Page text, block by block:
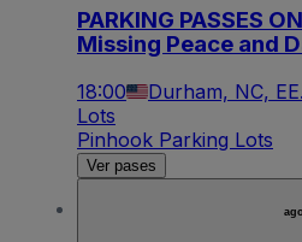
PARKING PASSES
Missing Peace and
18:00 Durham, NC,
Lots
Pinhook Parking Lots
Ver pases
ago